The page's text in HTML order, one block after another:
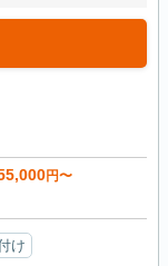
円〜
け